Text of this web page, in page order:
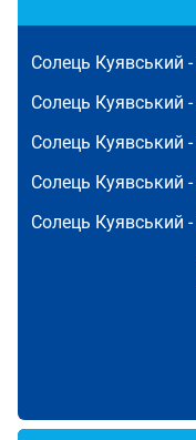
Солець Куявський -
Солець Куявський -
Солець Куявський -
Солець Куявський -
Солець Куявський -